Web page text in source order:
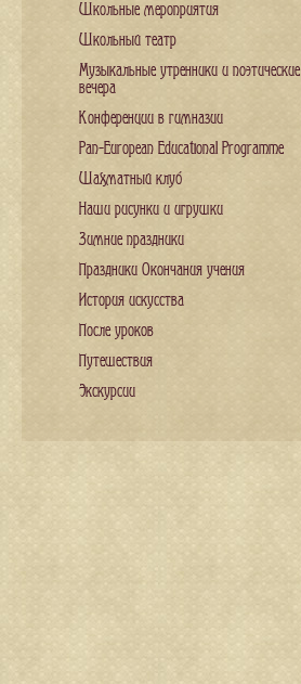
Школьные мероприятия
Школьный театр
Музыкальные утренники и поэтические
вечера
Конференции в гимназии
Pan-European Educational Programme
Шахматный клуб
Наши рисунки и игрушки
Зимние праздники
Праздники Окончания учения
История искусства
После уроков
Путешествия
Экскурсии